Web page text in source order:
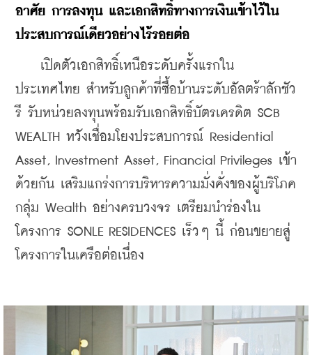
อาศัย การลงทุน และเอกสิทธิ์ทางการเงินเข้าไว้ใน
ประสบการณ์เดียวอย่างไร้รอยต่อ
เปิดตัวเอกสิทธิ์เหนือระดับครั้งแรกใน
ประเทศไทย สำหรับลูกค้าที่ซื้อบ้านระดับอัลตร้าลักชัว
รี รับหน่วยลงทุนพร้อมรับเอกสิทธิ์บัตรเครดิต SCB
WEALTH หวังเชื่อมโยงประสบการณ์ Residential
Asset, Investment Asset, Financial Privileges เข้า
ด้วยกัน เสริมแกร่งการบริหารความมั่งคั่งของผู้บริโภค
กลุ่ม Wealth อย่างครบวงจร เตรียมนำร่องใน
โครงการ SONLE RESIDENCES เร็วๆ นี้ ก่อนขยายสู่
โครงการในเครือต่อเนื่อง